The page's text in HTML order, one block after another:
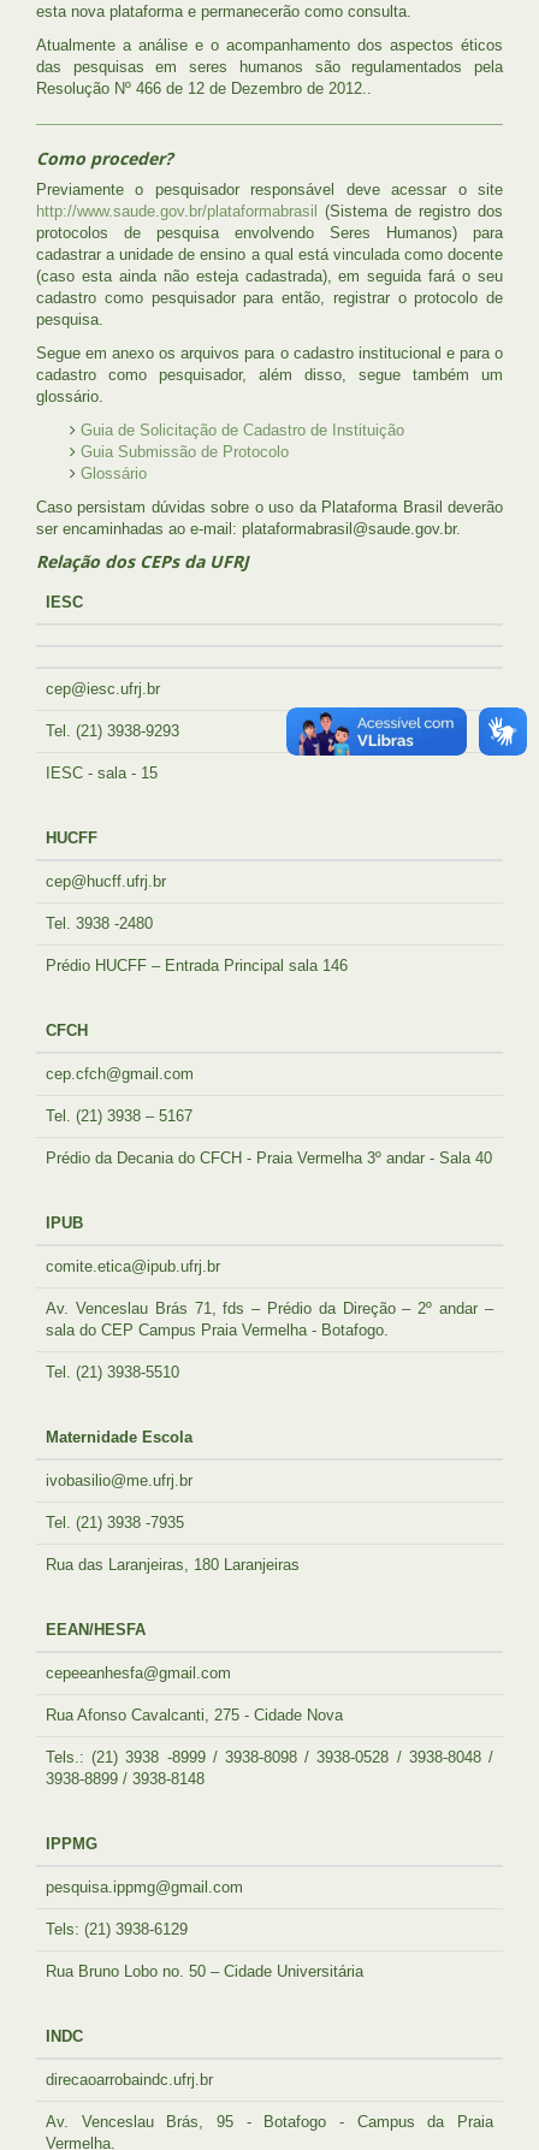
esta nova plataforma e permanecerão como consulta.
Atualmente a análise e o acompanhamento dos aspectos éticos
das pesquisas em seres humanos são regulamentados pela
Resolução Nº 466 de 12 de Dezembro de 2012..
Como proceder?
Previamente o pesquisador responsável deve acessar o site
http://www.saude.gov.br/plataformabrasil
(Sistema de registro dos
protocolos de pesquisa envolvendo Seres Humanos) para
cadastrar a unidade de ensino a qual está vinculada como docente
(caso esta ainda não esteja cadastrada), em seguida fará o seu
cadastro como pesquisador para então, registrar o protocolo de
pesquisa.
Segue em anexo os arquivos para o cadastro institucional e para o
cadastro como pesquisador, além disso, segue também um
glossário.
Guia de Solicitação de Cadastro de Instituição
Guia Submissão de Protocolo
Glossário
Caso persistam dúvidas sobre o uso da Plataforma Brasil deverão
ser encaminhadas ao e-mail: plataformabrasil@saude.gov.br.
Relação dos CEPs da UFRJ
IESC
cep@iesc.ufrj.br
Tel. (21) 3938-9293
IESC - sala - 15
HUCFF
cep@hucff.ufrj.br
Tel. 3938 -2480
Prédio HUCFF – Entrada Principal sala 146
CFCH
cep.cfch@gmail.com
Tel. (21) 3938 – 5167
Prédio da Decania do CFCH - Praia Vermelha 3º andar - Sala 40
IPUB
comite.etica@ipub.ufrj.br
Av. Venceslau Brás 71, fds – Prédio da Direção – 2º andar –
sala do CEP Campus Praia Vermelha - Botafogo.
Tel. (21) 3938-5510
Maternidade Escola
ivobasilio@me.ufrj.br
Tel. (21) 3938 -7935
Rua das Laranjeiras, 180 Laranjeiras
EEAN/HESFA
cepeeanhesfa@gmail.com
Rua Afonso Cavalcanti, 275 - Cidade Nova
Tels.: (21) 3938 -8999 / 3938-8098 / 3938-0528 / 3938-8048 /
3938-8899 / 3938-8148
IPPMG
pesquisa.ippmg@gmail.com
Tels: (21) 3938-6129
Rua Bruno Lobo no. 50 – Cidade Universitária
INDC
direcaoarrobaindc.ufrj.br
Av. Venceslau Brás, 95 - Botafogo - Campus da Praia
Vermelha.